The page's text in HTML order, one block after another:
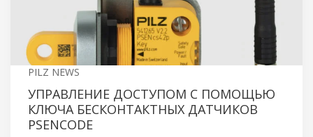
PILZ NEWS
УПРАВЛЕНИЕ ДОСТУПОМ С ПОМОЩЬЮ
КЛЮЧА БЕСКОНТАКТНЫХ ДАТЧИКОВ
PSENCODE